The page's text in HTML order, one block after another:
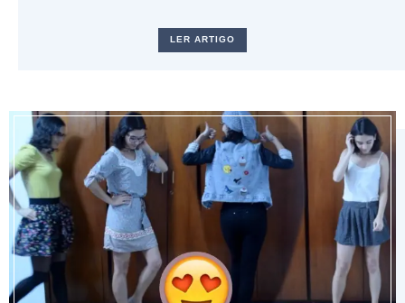
LER ARTIGO